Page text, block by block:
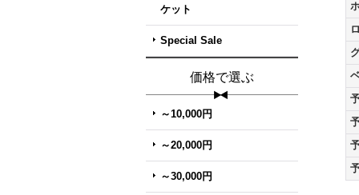
ケット
Special Sale
価格で選ぶ
～10,000円
～20,000円
～30,000円